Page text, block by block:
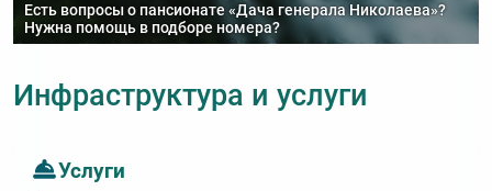
Есть вопросы о пансионате «Дача генерала Николаева»?
Нужна помощь в подборе номера?
Инфраструктура и услуги
Услуги